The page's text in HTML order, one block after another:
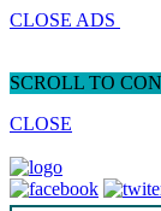
CLOSE ADS
SCROLL TO
CLOSE